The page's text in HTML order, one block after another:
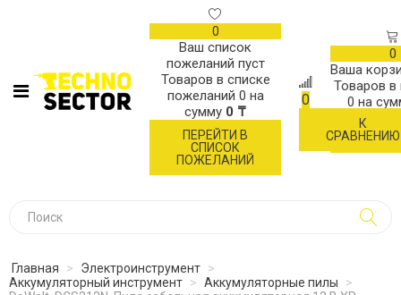
0
Ваш список
пожеланий пуст
Товаров в списке
пожеланий 0 на
сумму 0 ₸
ПЕРЕЙТИ В
СПИСОК
ПОЖЕЛАНИЙ
0
К
СРАВНЕНИЮ
0
Ваша
Товаров в
0 на
Главная > Электроинструмент >
Аккумуляторный инструмент > Аккумуляторные пилы
>